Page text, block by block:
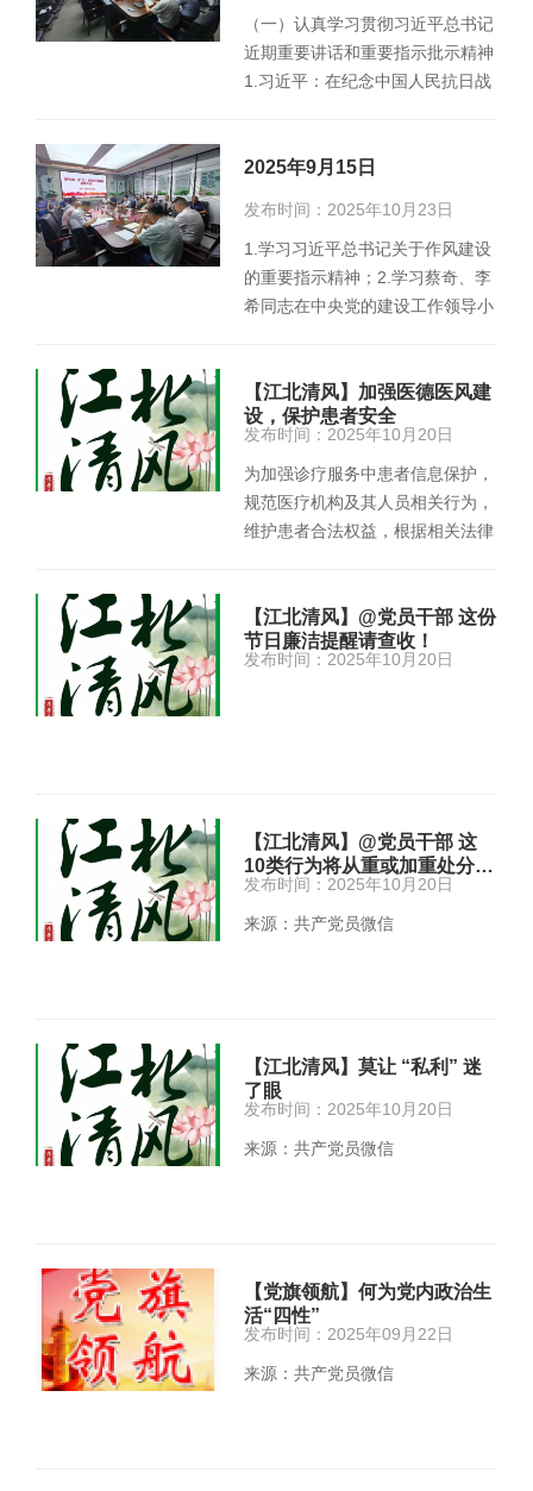
（一）认真学习贯彻习近平总书记
近期重要讲话和重要指示批示精神
1.习近平：在纪念中国人民抗日战
2025年9月15日
发布时间：2025年10月23日
1.学习习近平总书记关于作风建设
的重要指示精神；2.学习蔡奇、李
希同志在中央党的建设工作领导小
【江北清风】加强医德医风建
设，保护患者安全
发布时间：2025年10月20日
为加强诊疗服务中患者信息保护，
规范医疗机构及其人员相关行为，
维护患者合法权益，根据相关法律
【江北清风】@党员干部 这份
节日廉洁提醒请查收！
发布时间：2025年10月20日
【江北清风】@党员干部 这
10类行为将从重或加重处分…
发布时间：2025年10月20日
来源：共产党员微信
【江北清风】莫让 “私利” 迷
了眼
发布时间：2025年10月20日
来源：共产党员微信
【党旗领航】何为党内政治生
活“四性”
发布时间：2025年09月22日
来源：共产党员微信